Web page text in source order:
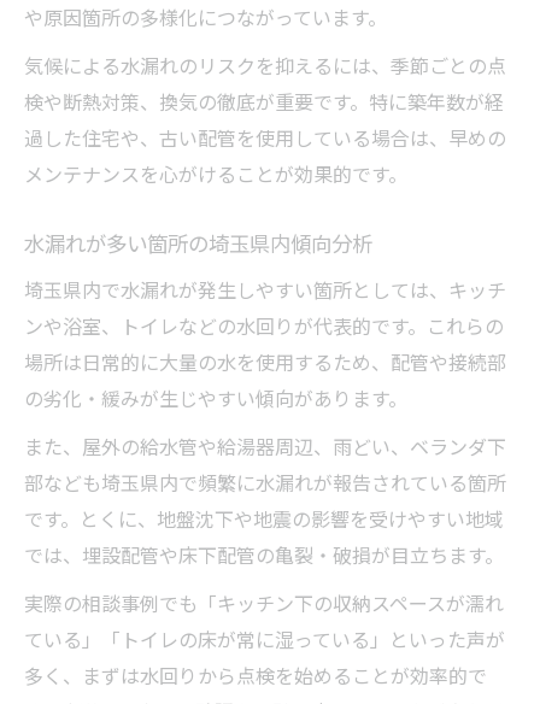
や原因箇所の多様化につながっています。
気候による水漏れのリスクを抑えるには、季節ごとの点
検や断熱対策、換気の徹底が重要です。特に築年数が経
過した住宅や、古い配管を使用している場合は、早めの
メンテナンスを心がけることが効果的です。
水漏れが多い箇所の埼玉県内傾向分析
埼玉県内で水漏れが発生しやすい箇所としては、キッチ
ンや浴室、トイレなどの水回りが代表的です。これらの
場所は日常的に大量の水を使用するため、配管や接続部
の劣化・緩みが生じやすい傾向があります。
また、屋外の給水管や給湯器周辺、雨どい、ベランダ下
部なども埼玉県内で頻繁に水漏れが報告されている箇所
です。とくに、地盤沈下や地震の影響を受けやすい地域
では、埋設配管や床下配管の亀裂・破損が目立ちます。
実際の相談事例でも「キッチン下の収納スペースが濡れ
ている」「トイレの床が常に湿っている」といった声が
多く、まずは水回りから点検を始めることが効率的で